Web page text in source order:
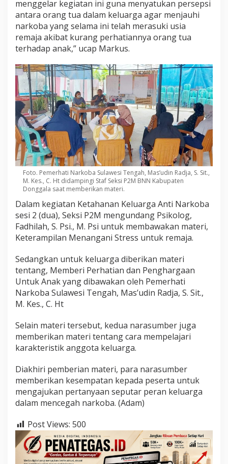
o
b
a
menggelar kegiatan ini guna menyatukan persepsi
antara orang tua dalam keluarga agar menjauhi
narkoba yang selama ini telah merasuki usia
remaja akibat kurang perhatiannya orang tua
terhadap anak,” ucap Markus.
Foto. Pemerhati Narkoba Sulawesi Tengah, Mas’udin Radja, S. Sit.,
M. Kes., C. Ht didampingi Staf Seksi P2M BNN Kabupaten
Donggala saat memberikan materi.
Dalam kegiatan Ketahanan Keluarga Anti Narkoba
sesi 2 (dua), Seksi P2M mengundang Psikolog,
Fadhilah, S. Psi., M. Psi untuk membawakan materi,
Keterampilan Menangani Stress untuk remaja.
Sedangkan untuk keluarga diberikan materi
tentang, Memberi Perhatian dan Penghargaan
Untuk Anak yang dibawakan oleh Pemerhati
Narkoba Sulawesi Tengah, Mas’udin Radja, S. Sit.,
M. Kes., C. Ht
Selain materi tersebut, kedua narasumber juga
memberikan materi tentang cara mempelajari
karakteristik anggota keluarga.
Diakhiri pemberian materi, para narasumber
memberikan kesempatan kepada peserta untuk
mengajukan pertanyaan seputar peran keluarga
dalam mencegah narkoba. (Adam)
Post Views: 500